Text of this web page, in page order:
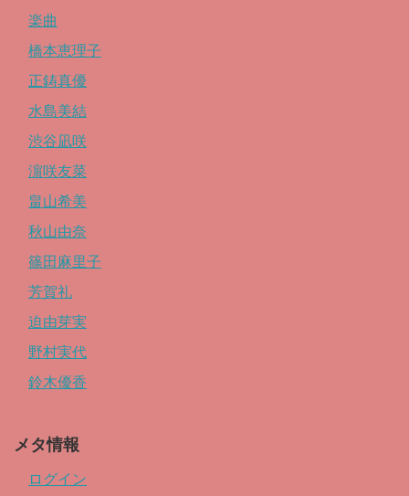
楽曲
橋本恵理子
正鋳真優
水島美結
渋谷凪咲
濵咲友菜
畠山希美
秋山由奈
篠田麻里子
芳賀礼
迫由芽実
野村実代
鈴木優香
メタ情報
ログイン